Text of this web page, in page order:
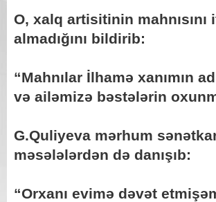
O, xalq artisitinin
almadığını bildirib:
“Mahnılar İlhamə xanımın
və ailəmizə bəstələrin
G.Quliyeva mərhum
məsələlərdən də danışıb:
“Orxanı evimə dəvət